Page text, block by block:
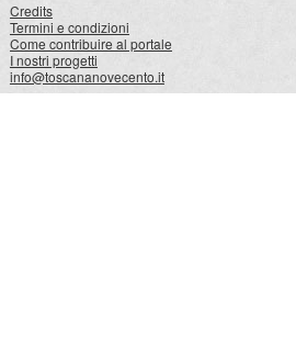
Credits
Termini e condizioni
Come contribuire al portale
I nostri progetti
info@toscananovecento.it